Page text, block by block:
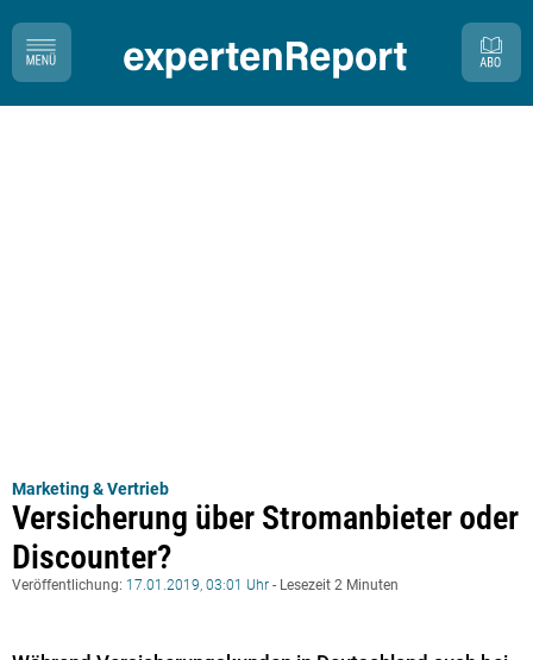
Marketing & Vertrieb
Versicherung über Stromanbieter oder
Discounter?
Veröffentlichung: 17.01.2019, 03:01 Uhr - Lesezeit 2 Minuten